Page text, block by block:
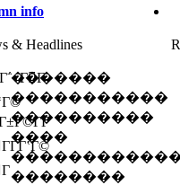
ΓΓ­
info
& Headlines
�������
�����������
����������
����
��������